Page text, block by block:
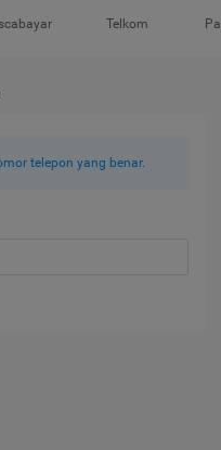
Telkom
telepon yang benar.